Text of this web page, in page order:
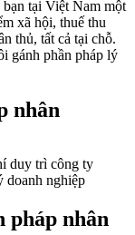
bạn tại Việt Nam một
xã hội, thuế thu
thủ, tất cả tại chỗ.
gánh phần pháp lý
nhân
duy trì công ty
doanh nghiệp
pháp nhân